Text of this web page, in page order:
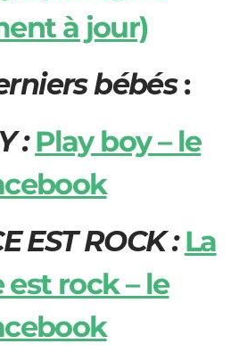
à jour)
bébés:
: Play boy – le
EST ROCK : La
est rock – le